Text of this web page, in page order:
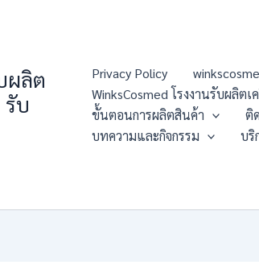
ผลิต
รับ
Privacy Policy
WinksCosmed โรงงานรับผลิต
ขั้นตอนการผลิตสินค้า
ติ
บทความและกิจกรรม
บริ